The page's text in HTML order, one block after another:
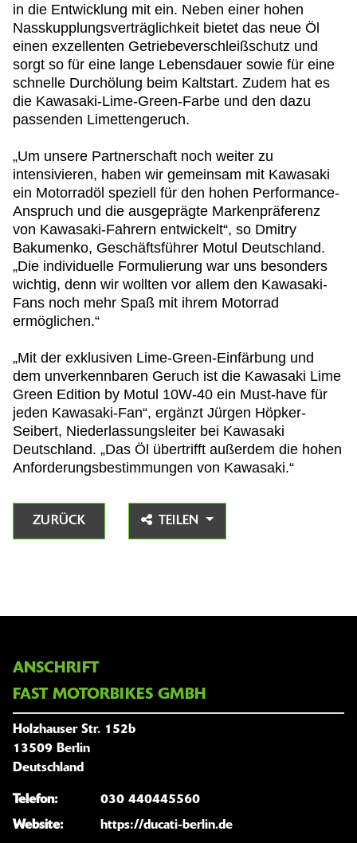
in die Entwicklung mit ein. Neben einer hohen
Nasskupplungsverträglichkeit bietet das neue Öl
einen exzellenten Getriebeverschleißschutz und
sorgt so für eine lange Lebensdauer sowie für eine
schnelle Durchölung beim Kaltstart. Zudem hat es
die Kawasaki-Lime-Green-Farbe und den dazu
passenden Limettengeruch.
„Um unsere Partnerschaft noch weiter zu
intensivieren, haben wir gemeinsam mit Kawasaki
ein Motorradöl speziell für den hohen Performance-
Anspruch und die ausgeprägte Markenpräferenz
von Kawasaki-Fahrern entwickelt“, so Dmitry
Bakumenko, Geschäftsführer Motul Deutschland.
„Die individuelle Formulierung war uns besonders
wichtig, denn wir wollten vor allem den Kawasaki-
Fans noch mehr Spaß mit ihrem Motorrad
ermöglichen.“
„Mit der exklusiven Lime-Green-Einfärbung und
dem unverkennbaren Geruch ist die Kawasaki Lime
Green Edition by Motul 10W-40 ein Must-have für
jeden Kawasaki-Fan“, ergänzt Jürgen Höpker-
Seibert, Niederlassungsleiter bei Kawasaki
Deutschland. „Das Öl übertrifft außerdem die hohen
Anforderungsbestimmungen von Kawasaki.“
ZURÜCK TEILEN
ANSCHRIFT
FAST MOTORBIKES GMBH
Holzhauser Str. 152b
13509 Berlin
Deutschland
Telefon:
030 440445560
Website:
https://ducati-berlin.de